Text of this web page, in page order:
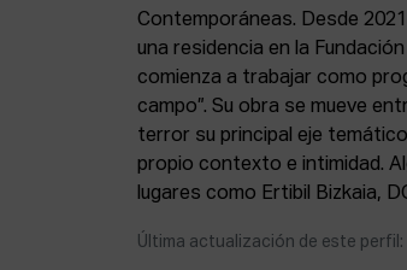
Contemporáneas. Desde
una residencia en la
comienza a trabajar como
campo”. Su obra se mueve
terror su principal eje
propio contexto e intimidad.
lugares como Ertibil Bizkaia,
Última actualización de este perfil: